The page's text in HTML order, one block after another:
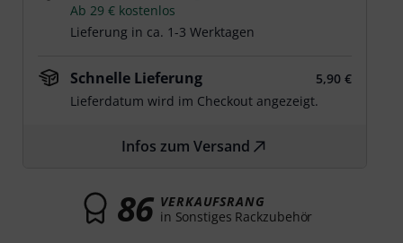
Ab 29 € kostenlos
Lieferung in ca. 1-3 Werktagen
Schnelle Lieferung
5,90 €
Lieferdatum wird im Checkout angezeigt.
Infos zum Versand
86 VERKAUFSRANG
in Sonstiges Rackzubehör